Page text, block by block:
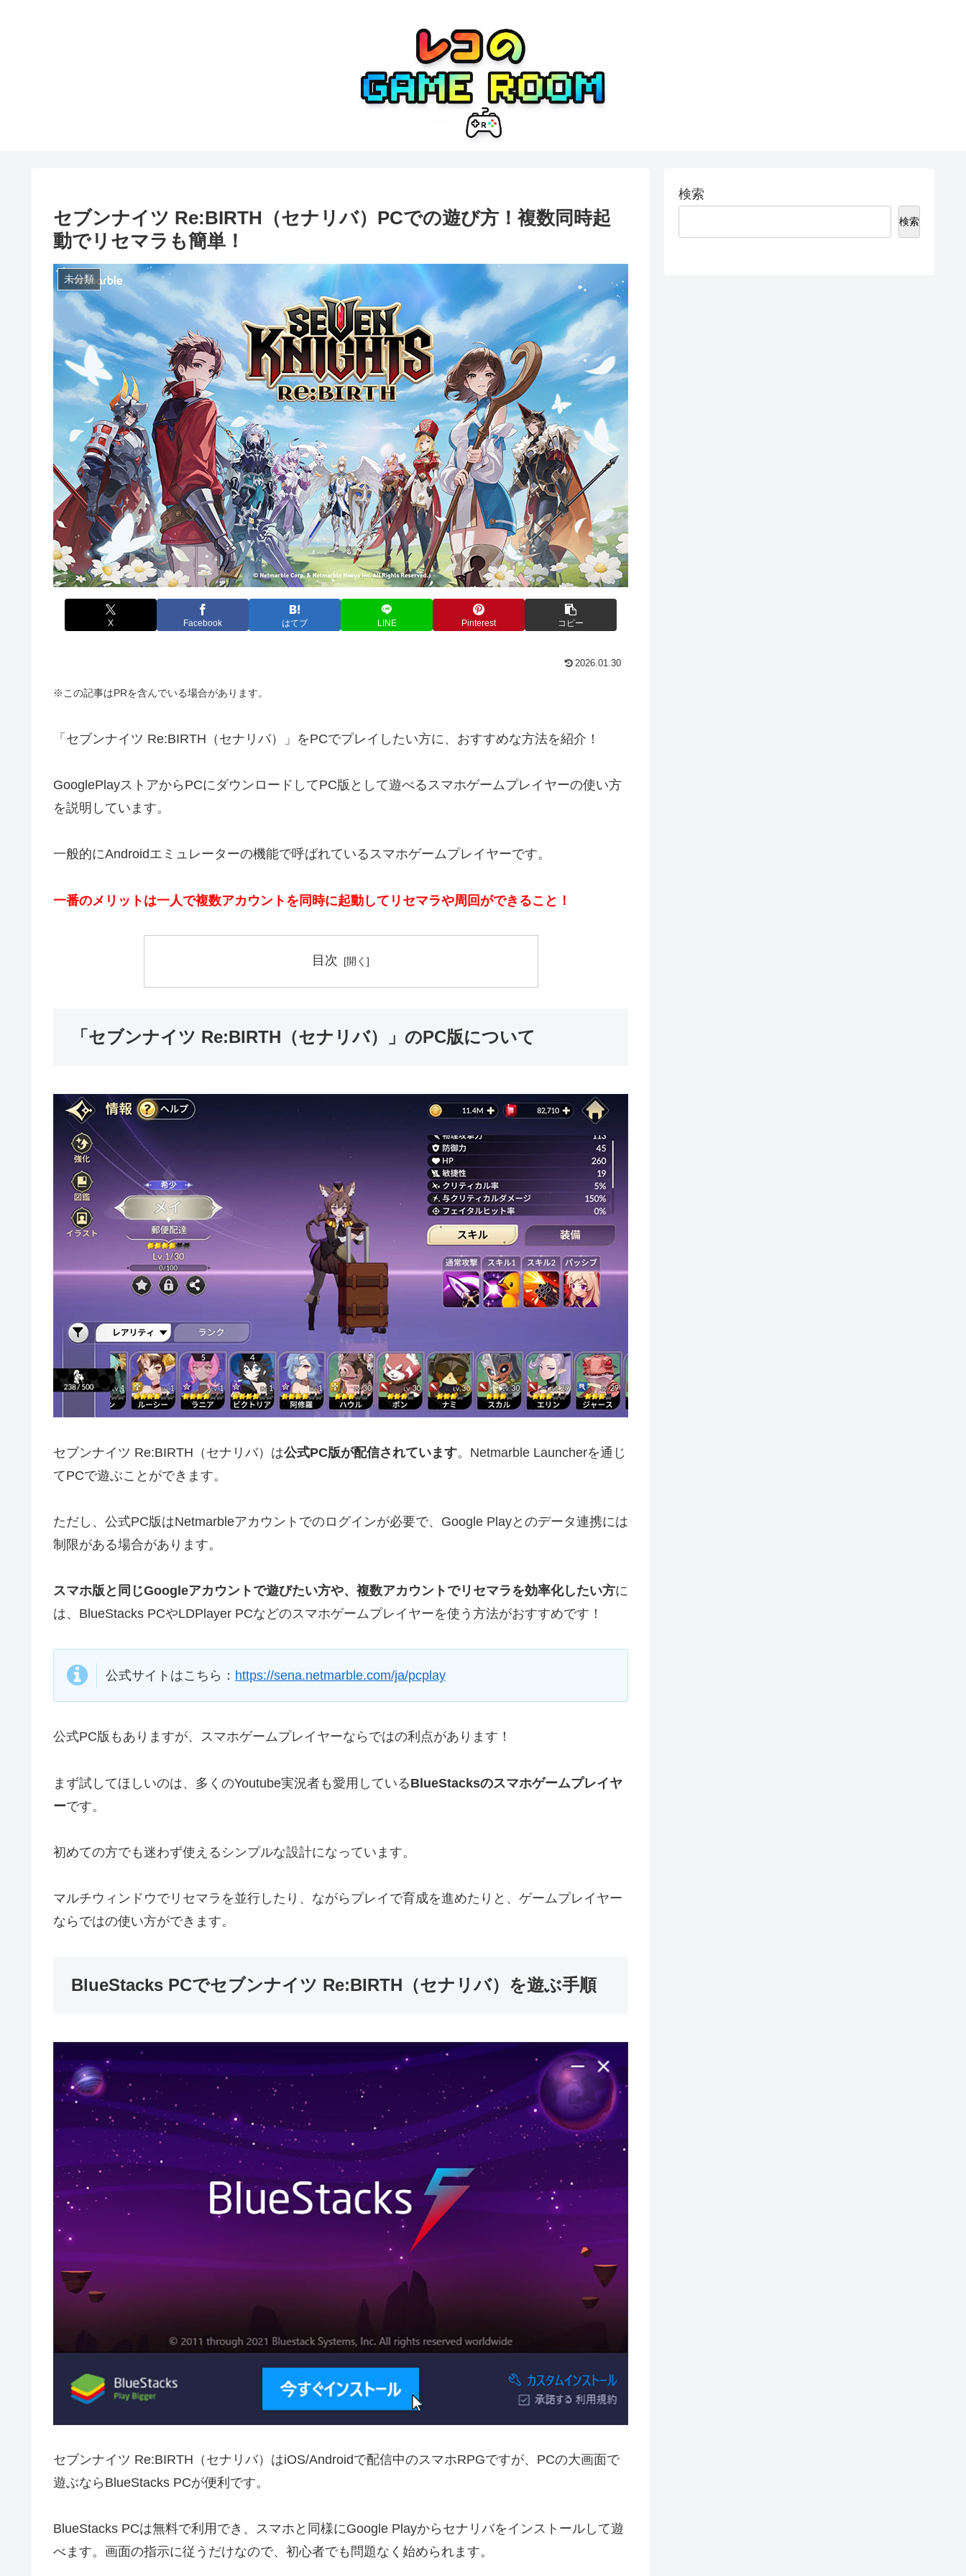
セブンナイツ Re:BIRTH（セナリバ）PCでの遊び方！複数同時起
動でリセマラも簡単！
未分類
X Facebook はてブ LINE Pinterest コピー
2026.01.30
※この記事はPRを含んでいる場合があります。
「セブンナイツ Re:BIRTH（セナリバ）」をPCでプレイしたい方に、おすすめな方法を紹介！
GooglePlayストアからPCにダウンロードしてPC版として遊べるスマホゲームプレイヤーの使い方
を説明しています。
一般的にAndroidエミュレーターの機能で呼ばれているスマホゲームプレイヤーです。
一番のメリットは一人で複数アカウントを同時に起動してリセマラや周回ができること！
目次
「セブンナイツ Re:BIRTH（セナリバ）」のPC版について
セブンナイツ Re:BIRTH（セナリバ）は公式PC版が配信されています。Netmarble Launcherを通じ
てPCで遊ぶことができます。
ただし、公式PC版はNetmarbleアカウントでのログインが必要で、Google Playとのデータ連携には
制限がある場合があります。
スマホ版と同じGoogleアカウントで遊びたい方や、複数アカウントでリセマラを効率化したい方に
は、BlueStacks PCやLDPlayer PCなどのスマホゲームプレイヤーを使う方法がおすすめです！
公式サイトはこちら： https://sena.netmarble.com/ja/pcplay
公式PC版もありますが、スマホゲームプレイヤーならではの利点があります！
まず試してほしいのは、多くのYoutube実況者も愛用しているBlueStacksのスマホゲームプレイヤ
ーです。
初めての方でも迷わず使えるシンプルな設計になっています。
マルチウィンドウでリセマラを並行したり、ながらプレイで育成を進めたりと、ゲームプレイヤー
ならではの使い方ができます。
BlueStacks PCでセブンナイツ Re:BIRTH（セナリバ）を遊ぶ手順
セブンナイツ Re:BIRTH（セナリバ）はiOS/Androidで配信中のスマホRPGですが、PCの大画面で
遊ぶならBlueStacks PCが便利です。
BlueStacks PCは無料で利用でき、スマホと同様にGoogle Playからセナリバをインストールして遊
べます。画面の指示に従うだけなので、初心者でも問題なく始められます。
検索
検索